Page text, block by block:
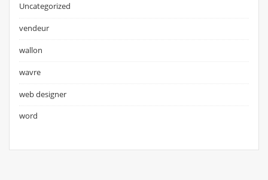
Uncategorized
vendeur
wallon
wavre
web designer
word